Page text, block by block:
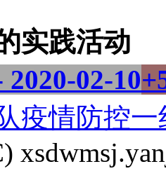
实践活动
2020-02-10
疫情防控